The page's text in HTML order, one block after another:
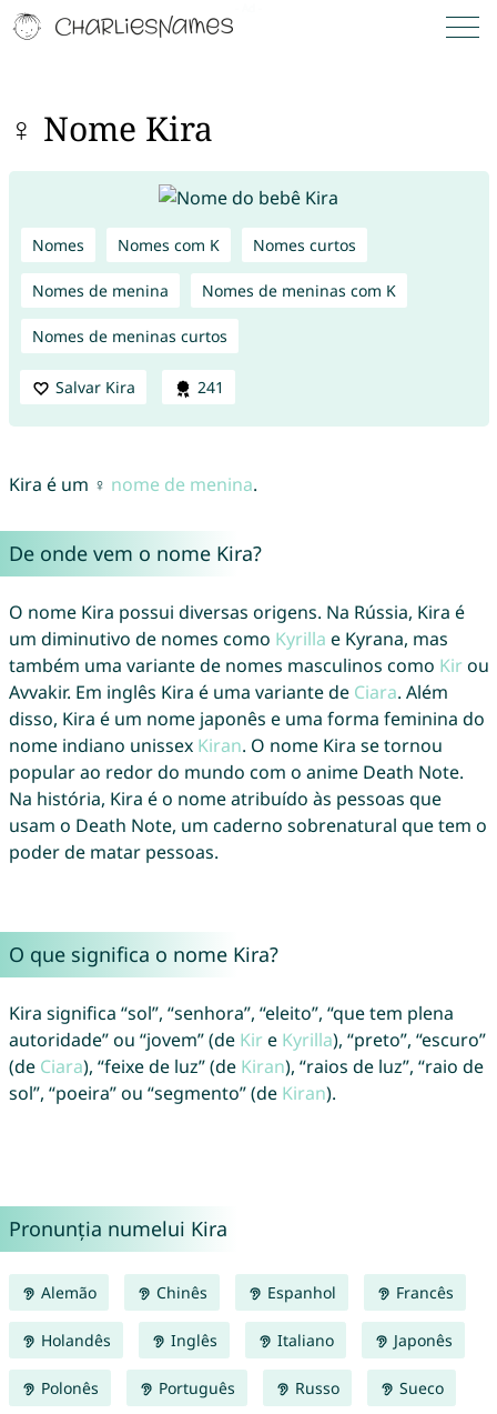
♀ Nome Kira
Nomes Nomes com K Nomes curtos
Nomes de menina Nomes de meninas com K
Nomes de meninas curtos
Salvar Kira 241
Kira é um ♀ nome de menina.
De onde vem o nome Kira?
O nome Kira possui diversas origens. Na Rússia, Kira é
um diminutivo de nomes como Kyrilla e Kyrana, mas
também uma variante de nomes masculinos como Kirou
Avvakir. Em inglês Kira é uma variante de Ciara. Além
disso, Kira é um nome japonês e uma forma feminina do
nome indiano unissex Kiran. O nome Kira se tornou
popular ao redor do mundo com o anime Death Note.
Na história, Kira é o nome atribuído às pessoas que
usam o Death Note, um caderno sobrenatural que tem o
poder de matar pessoas.
O que significa o nome Kira?
Kira significa “sol”, “senhora”, “eleito”, “que tem plena
autoridade” ou “jovem” (de Kire Kyrilla), “preto”, “escuro”
(de Ciara), “feixe de luz” (de Kiran), “raios de luz”, “raio de
sol”, “poeira” ou “segmento” (de Kiran).
Pronunția numelui Kira
Alemão Chinês Espanhol Francês
Holandês Inglês Italiano Japonês
Polonês Português Russo Sueco